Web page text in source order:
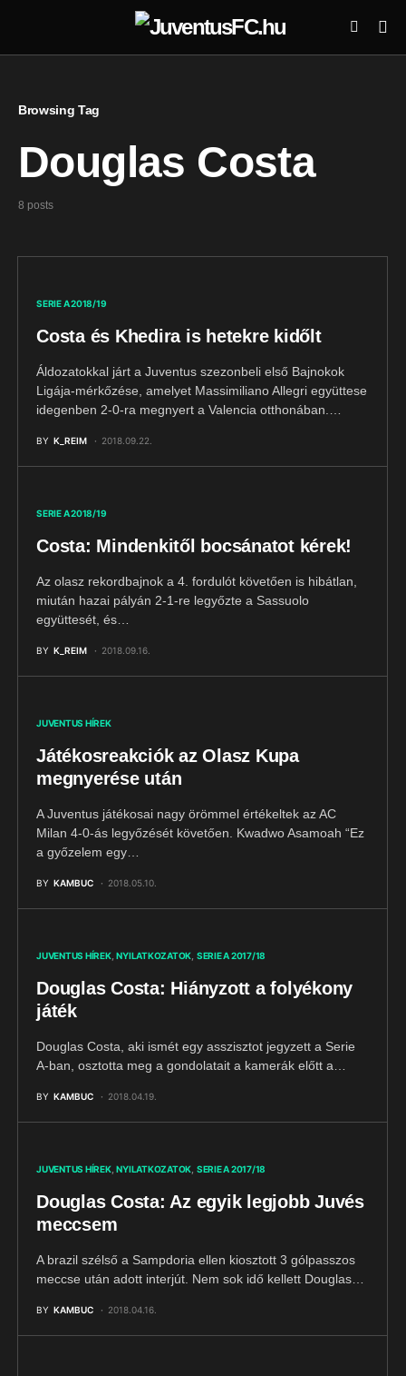
Browsing Tag
Douglas Costa
8 posts
SERIE A 2018/19
Costa és Khedira is hetekre kidőlt
Áldozatokkal járt a Juventus szezonbeli első Bajnokok
Ligája-mérkőzése, amelyet Massimiliano Allegri együttese
idegenben 2-0-ra megnyert a Valencia otthonában.…
BY K_REIM 2018.09.22.
SERIE A 2018/19
Costa: Mindenkitől bocsánatot kérek!
Az olasz rekordbajnok a 4. fordulót követően is hibátlan,
miután hazai pályán 2-1-re legyőzte a Sassuolo
együttesét, és…
BY K_REIM 2018.09.16.
JUVENTUS HÍREK
Játékosreakciók az Olasz Kupa
megnyerése után
A Juventus játékosai nagy örömmel értékeltek az AC
Milan 4-0-ás legyőzését követően. Kwadwo Asamoah “Ez
a győzelem egy…
BY KAMBUC 2018.05.10.
JUVENTUS HÍREK NYILATKOZATOK SERIE A 2017/18
Douglas Costa: Hiányzott a folyékony
játék
Douglas Costa, aki ismét egy asszisztot jegyzett a Serie
A-ban, osztotta meg a gondolatait a kamerák előtt a…
BY KAMBUC 2018.04.19.
JUVENTUS HÍREK NYILATKOZATOK SERIE A 2017/18
Douglas Costa: Az egyik legjobb Juvés
meccsem
A brazil szélső a Sampdoria ellen kiosztott 3 gólpasszos
meccse után adott interjút. Nem sok idő kellett Douglas…
BY KAMBUC 2018.04.16.